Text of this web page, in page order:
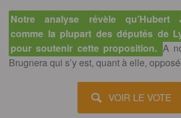
Notre analyse révèle qu’Hubert
comme la plupart des députés de
pour soutenir cette proposition. A
Brugnera qui s’y est, quant à elle,
VOIR LE VOTE